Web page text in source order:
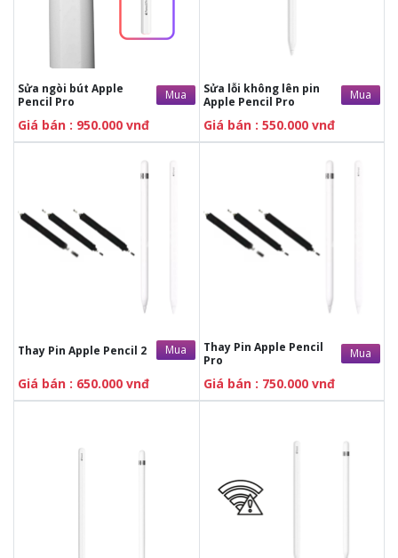
Sửa ngòi bút Apple
Pencil Pro
Mua
Giá bán : 950.000 vnđ
Sửa lỗi không lên pin
Apple Pencil Pro
Mua
Giá bán : 550.000 vnđ
Thay Pin Apple Pencil 2 Mua
Giá bán : 650.000 vnđ
Thay Pin Apple Pencil
Pro
Mua
Giá bán : 750.000 vnđ